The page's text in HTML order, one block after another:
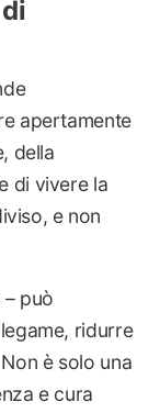
apertamente
della
di vivere la
e non
– può
ridurre
è solo una
e cura